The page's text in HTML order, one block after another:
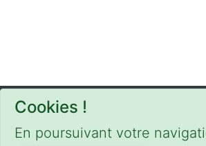
Cookies !
En poursuivant votre
CONDITIONS-